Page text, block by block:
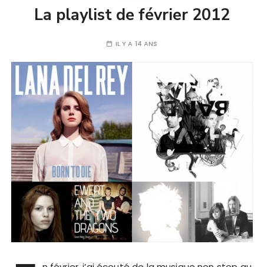
La playlist de février 2012
IL Y A 14 ANS